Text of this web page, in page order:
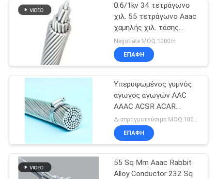
ΜΑΣ
ΕΠΑΦΉ
ΜΕ
ΕΙΔΉΣΕΙΣ
ΖΗΤΉΣΤΕ
ΈΝΑ
ΑΠΌΣΠΑΣΜΑ
0.6/1kv 34 τετράγωνο
χιλ. 55 τετράγωνο Aaac
χαμηλής χιλ. τάσης
αγωγών
Negotiate MOQ:1000m
ΕΠΑΦΉ
Υπερυψωμένος γυμνός
αγωγός αγωγών AAC
AAAC ACSR ACAR
αργιλίου
Διαπραγματεύσιμα MOQ:1000M
ΕΠΑΦΉ
55 Sq Mm Aaac Rabbit
Alloy Conductor 232 Sq